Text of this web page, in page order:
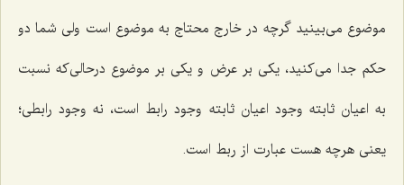
موضوع می‌بینید گرچه در خارج محتاج به موضوع است ولی شما دو
حکم جدا می‌کنید، یکی بر عرض و یکی بر موضوع درحالی‌که نسبت
به اعیان ثابته وجود اعیان ثابته وجود رابط است، نه وجود رابطی؛
یعنی هرچه هست عبارت از ربط است.